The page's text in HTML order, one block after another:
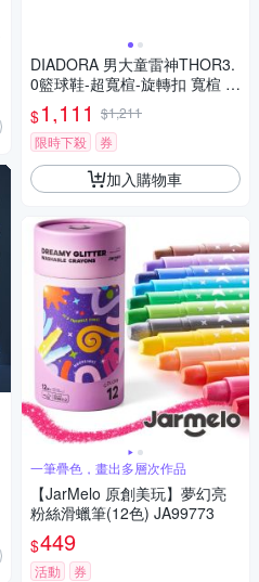
DIADORA 男大童雷神THOR3.
0籃球鞋-超寬楦-旋轉扣 寬楦 籃
球 童鞋 DA1611083 紅白黑橘
黃
$1,111 $1,211
限時下殺
券
加入購物車
一筆疊色，畫出多層次作品
【JarMelo 原創美玩】夢幻亮
粉絲滑蠟筆(12色) JA99773
$449
活動 券